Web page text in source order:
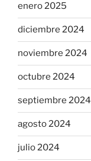
enero 2025
diciembre 2024
noviembre 2024
octubre 2024
septiembre 2024
agosto 2024
julio 2024